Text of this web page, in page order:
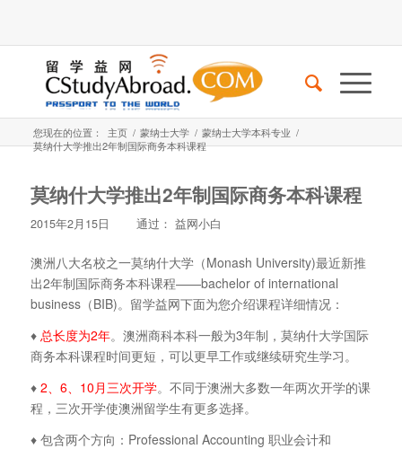
您现在的位置： 主页 / 蒙纳士大学 / 蒙纳士大学本科专业 /
莫纳什大学推出2年制国际商务本科课程
莫纳什大学推出2年制国际商务本科课程
2015年2月15日 通过： 益网小白
澳洲八大名校之一莫纳什大学（Monash University)最近新推
出2年制国际商务本科课程——bachelor of international
business（BIB)。留学益网下面为您介绍课程详细情况：
♦ 总长度为2年。澳洲商科本科一般为3年制，莫纳什大学国际
商务本科课程时间更短，可以更早工作或继续研究生学习。
♦ 2、6、10月三次开学。不同于澳洲大多数一年两次开学的课
程，三次开学使澳洲留学生有更多选择。
♦ 包含两个方向：Professional Accounting 职业会计和